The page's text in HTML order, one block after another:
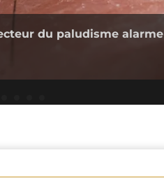
du paludisme alarme